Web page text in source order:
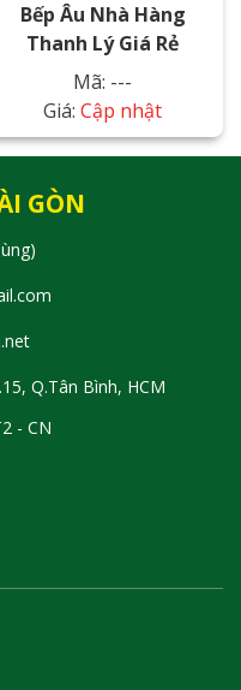
Bếp Âu Nhà Hàng
Thanh Lý Giá Rẻ
Mã: ---
Giá: Cập nhật
GÒN
Q.Tân Bình, HCM
- CN